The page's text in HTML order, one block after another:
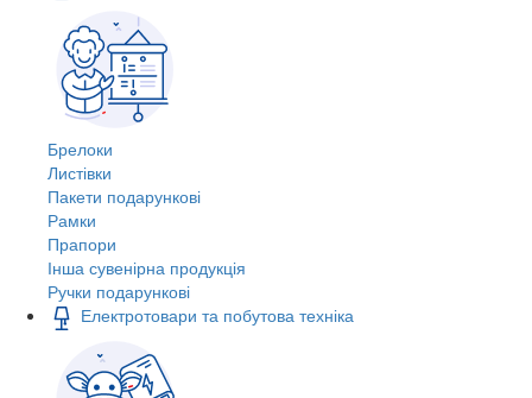
Брелоки
Листівки
Пакети подарункові
Рамки
Прапори
Інша сувенірна продукція
Ручки подарункові
Електротовари та побутова техніка